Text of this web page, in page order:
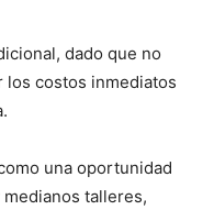
dado que no
costos inmediatos
una oportunidad
talleres,